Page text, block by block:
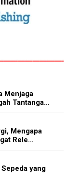
Menjaga
Tantanga…
Mengapa
Rele…
yang